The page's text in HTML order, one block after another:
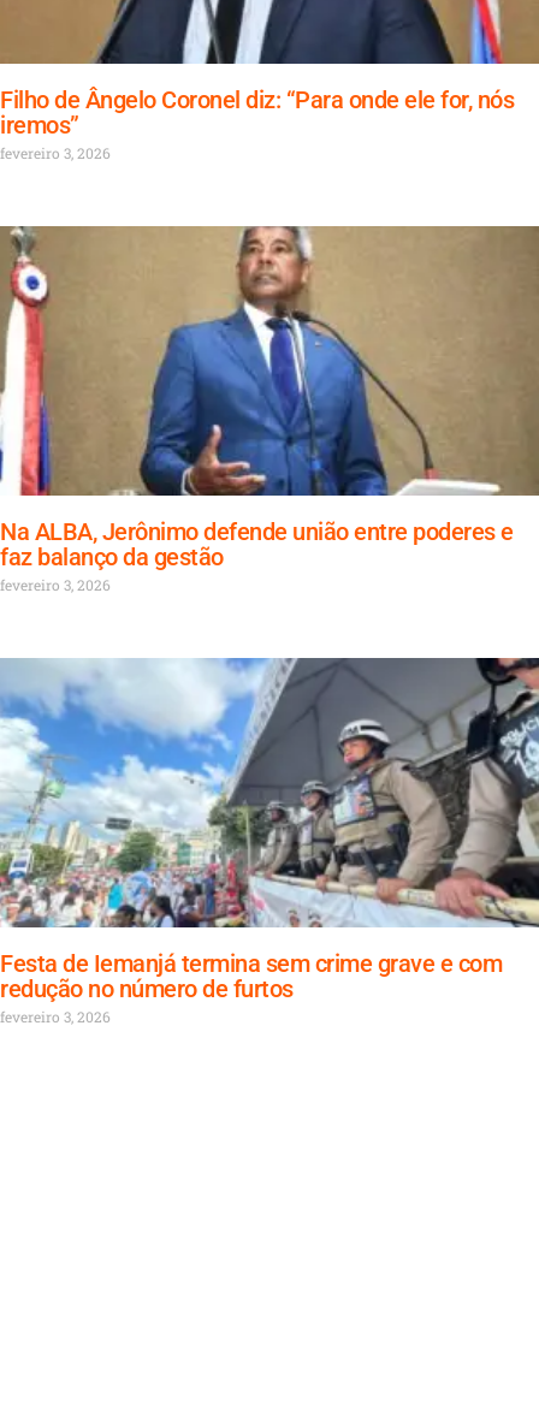
Filho de Ângelo Coronel diz: “Para onde ele for, nós
iremos”
fevereiro 3, 2026
Na ALBA, Jerônimo defende união entre poderes e
faz balanço da gestão
fevereiro 3, 2026
Festa de Iemanjá termina sem crime grave e com
redução no número de furtos
fevereiro 3, 2026